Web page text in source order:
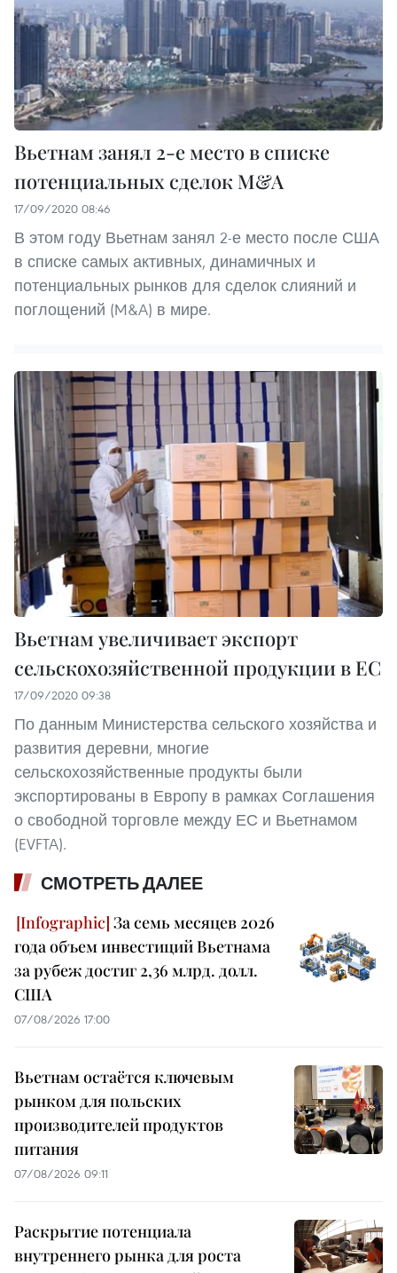
Вьетнам занял 2-е место в списке
потенциальных сделок M&A
17/09/2020 08:46
В этом году Вьетнам занял 2-е место после США
в списке самых активных, динамичных и
потенциальных рынков для сделок слияний и
поглощений (M&A) в мире.
Вьетнам увеличивает экспорт
сельскохозяйственной продукции в ЕС
17/09/2020 09:38
По данным Министерства сельского хозяйства и
развития деревни, многие
сельскохозяйственные продукты были
экспортированы в Европу в рамках Соглашения
о свободной торговле между ЕС и Вьетнамом
(EVFTA).
СМОТРЕТЬ ДАЛЕЕ
За семь месяцев 2026
года объем инвестиций Вьетнама
за рубеж достиг 2,36 млрд. долл.
США
07/08/2026 17:00
Вьетнам остаётся ключевым
рынком для польских
производителей продуктов
питания
07/08/2026 09:11
Раскрытие потенциала
внутреннего рынка для роста